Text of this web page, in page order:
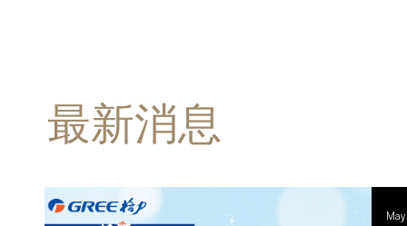
最新消息